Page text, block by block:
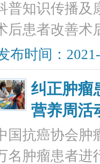
普知识传播及
后患者改善术
布时间：
纠正肿瘤
营养周活
国抗癌协会肿
名肿瘤患者进